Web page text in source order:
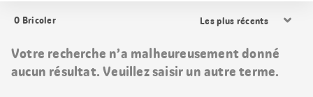
0 Bricoler
les
Votre recherche n’a malheureusement donné
aucun résultat. Veuillez saisir un autre terme.